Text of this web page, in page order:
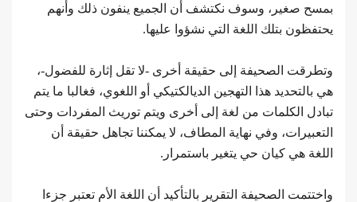
بمسح صغير، وسوف نكتشف أن الجميع ينفون ذلك وأنهم
يحتفظون بتلك اللغة التي نشؤوا عليها.
وتطرقت الصحيفة إلى حقيقة أخرى -لا تقل إثارة للفضول-،
هي بالتحديد هذا التهجين الديالكتيكي أو اللغوي، فغالبا ما يتم
تبادل الكلمات من لغة إلى أخرى ويتم توريث المفردات وحتى
التعبيرات، وفي نهاية المطاف، لا يمكننا تجاهل حقيقة أن
اللغة هي كيان حي يتغير باستمرار.
واختتمت الصحيفة التقرير بالتأكيد أن اللغة الأم تعتبر جزءا